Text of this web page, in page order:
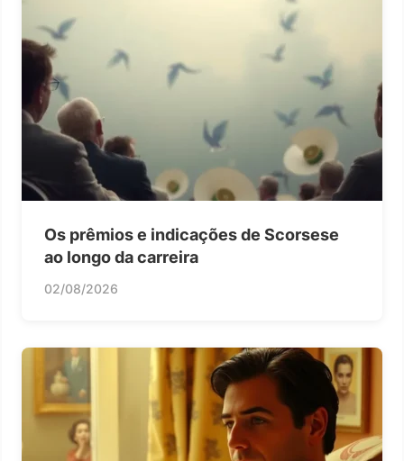
Os prêmios e indicações de Scorsese
ao longo da carreira
02/08/2026